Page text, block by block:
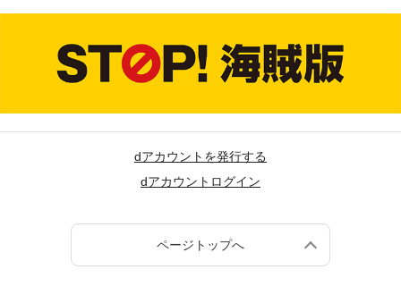
dアカウントを発行する
dアカウントログイン
ページトップへ